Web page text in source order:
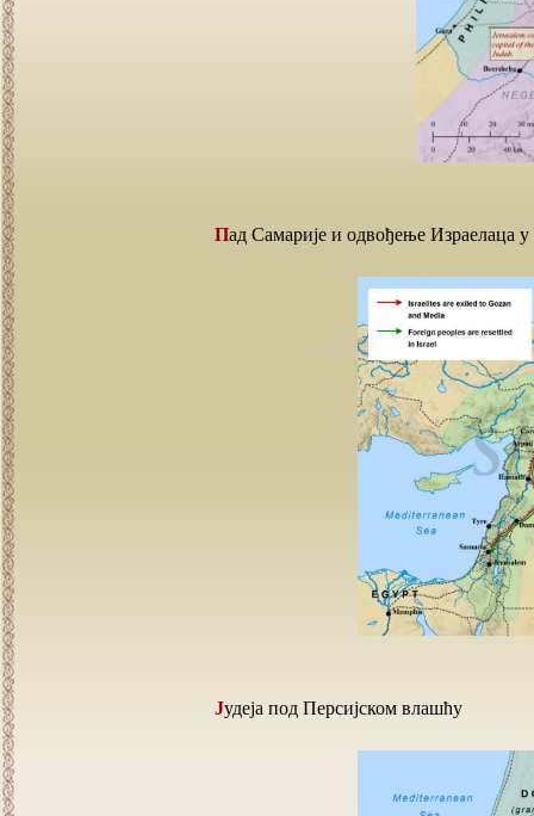
Пад Самарије и одвођење Израелаца
Јудеја под Персијском влашћу